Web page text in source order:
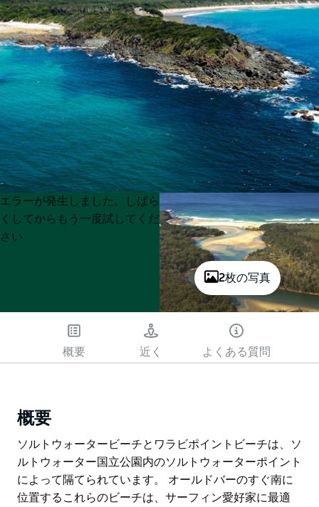
2枚の写真
Product
List
Product
List
エラーが発生しました。しばら
くしてからもう一度試してくだ
さい
概要 近く よくある質問
概要
ソルトウォータービーチとワラビポイントビーチは、ソ
ルトウォーター国立公園内のソルトウォーターポイント
によって隔てられています。 オールドバーのすぐ南に
位置するこれらのビーチは、サーフィン愛好家に最適